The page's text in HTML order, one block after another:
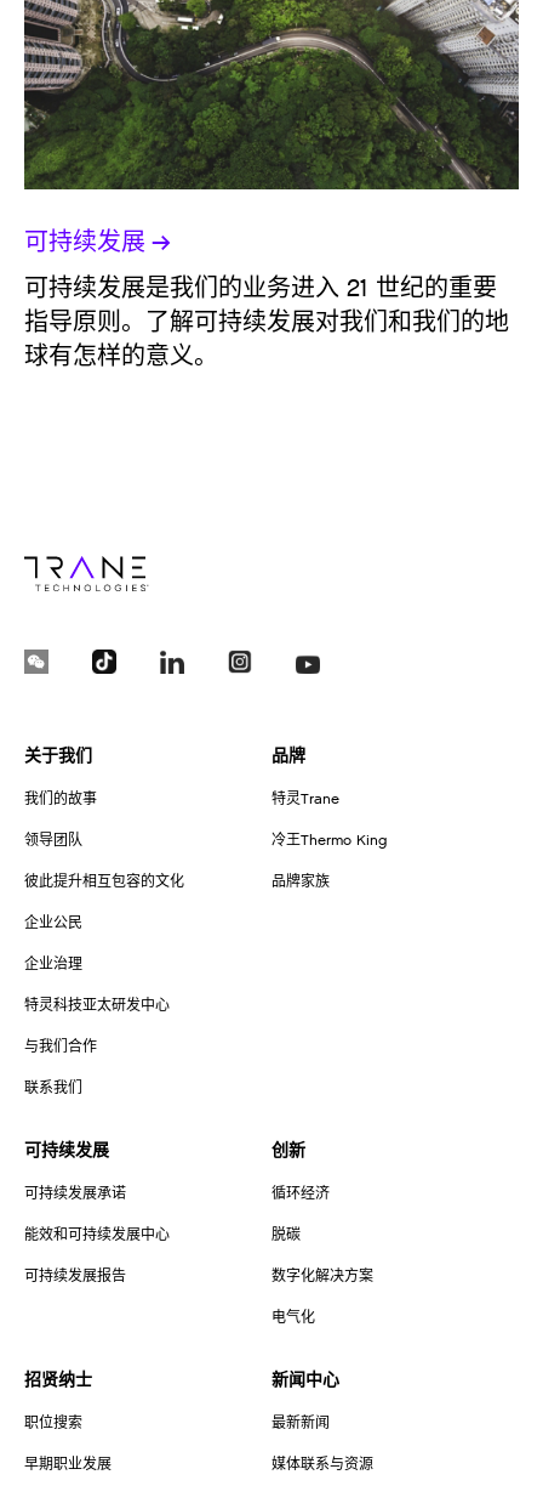
可持续发展
可持续发展是我们的业务进入 21 世纪的重要
指导原则。了解可持续发展对我们和我们的地
球有怎样的意义。
关于我们
我们的故事
领导团队
彼此提升相互包容的文化
企业公民
企业治理
特灵科技亚太研发中心
与我们合作
联系我们
品牌
特灵Trane
冷王Thermo King
品牌家族
可持续发展
可持续发展承诺
能效和可持续发展中心
可持续发展报告
创新
循环经济
脱碳
数字化解决方案
电气化
招贤纳士
职位搜索
早期职业发展
新闻中心
最新新闻
媒体联系与资源